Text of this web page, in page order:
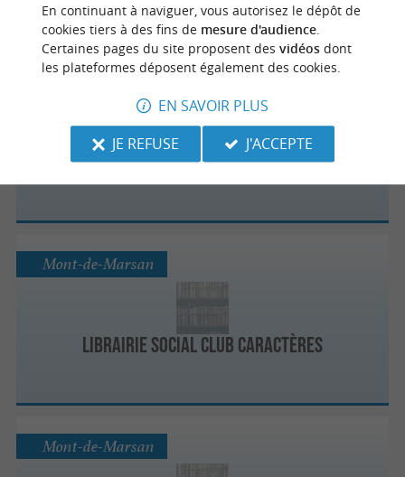
ART ET LIVRE
Dax
Librairie Social Club Caractères
Mont-de-Marsan
Mont-de-Marsan
En continuant à naviguer, vous autorisez le dépôt de
cookies tiers à des fins de mesure d'audience.
Certaines pages du site proposent des vidéosdont
les plateformes déposent également des cookies.
EN SAVOIR PLUS
JE REFUSE
J'ACCEPTE